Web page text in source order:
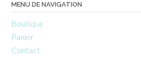
MENU DE NAVIGATION
Boutique
Panier
Contact